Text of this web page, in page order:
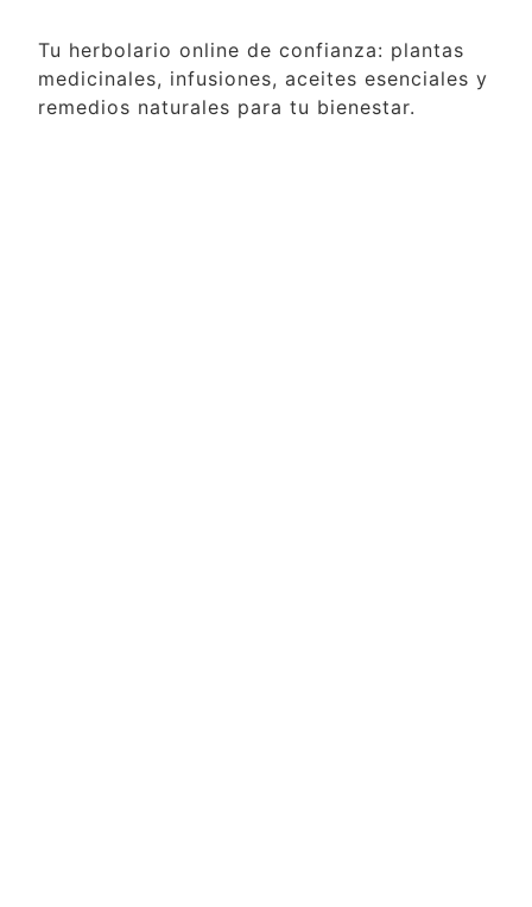
Tu herbolario online de confianza: plantas
medicinales, infusiones, aceites esenciales y
remedios naturales para tu bienestar.